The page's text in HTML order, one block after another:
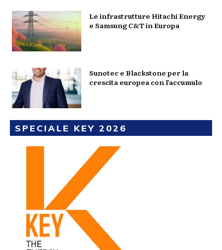
Le infrastrutture Hitachi Energy
e Samsung C&T in Europa
Sunotec e Blackstone per la
crescita europea con l’accumulo
SPECIALE KEY 2026